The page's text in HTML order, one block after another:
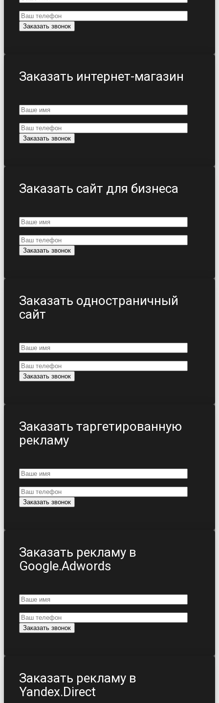
Заказать интернет-магазин
Заказать сайт для бизнеса
Заказать одностраничный
сайт
Заказать таргетированную
рекламу
Заказать рекламу в
Google.Adwords
Заказать рекламу в
Yandex.Direct